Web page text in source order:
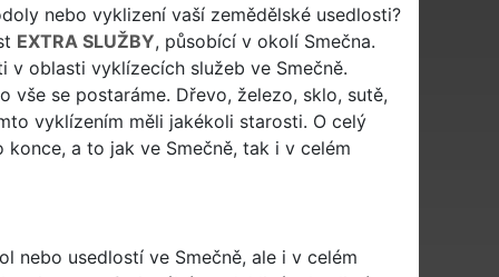
nebo vyklizení vaší zemědělské usedlosti?
EXTRA SLUŽBY, působící v okolí Smečna.
v oblasti vyklízecích služeb ve Smečně.
se postaráme. Dřevo, železo, sklo, sutě,
vyklízením měli jakékoli starosti. O celý
a to jak ve Smečně, tak i v celém
nebo usedlostí ve Smečně, ale i v celém